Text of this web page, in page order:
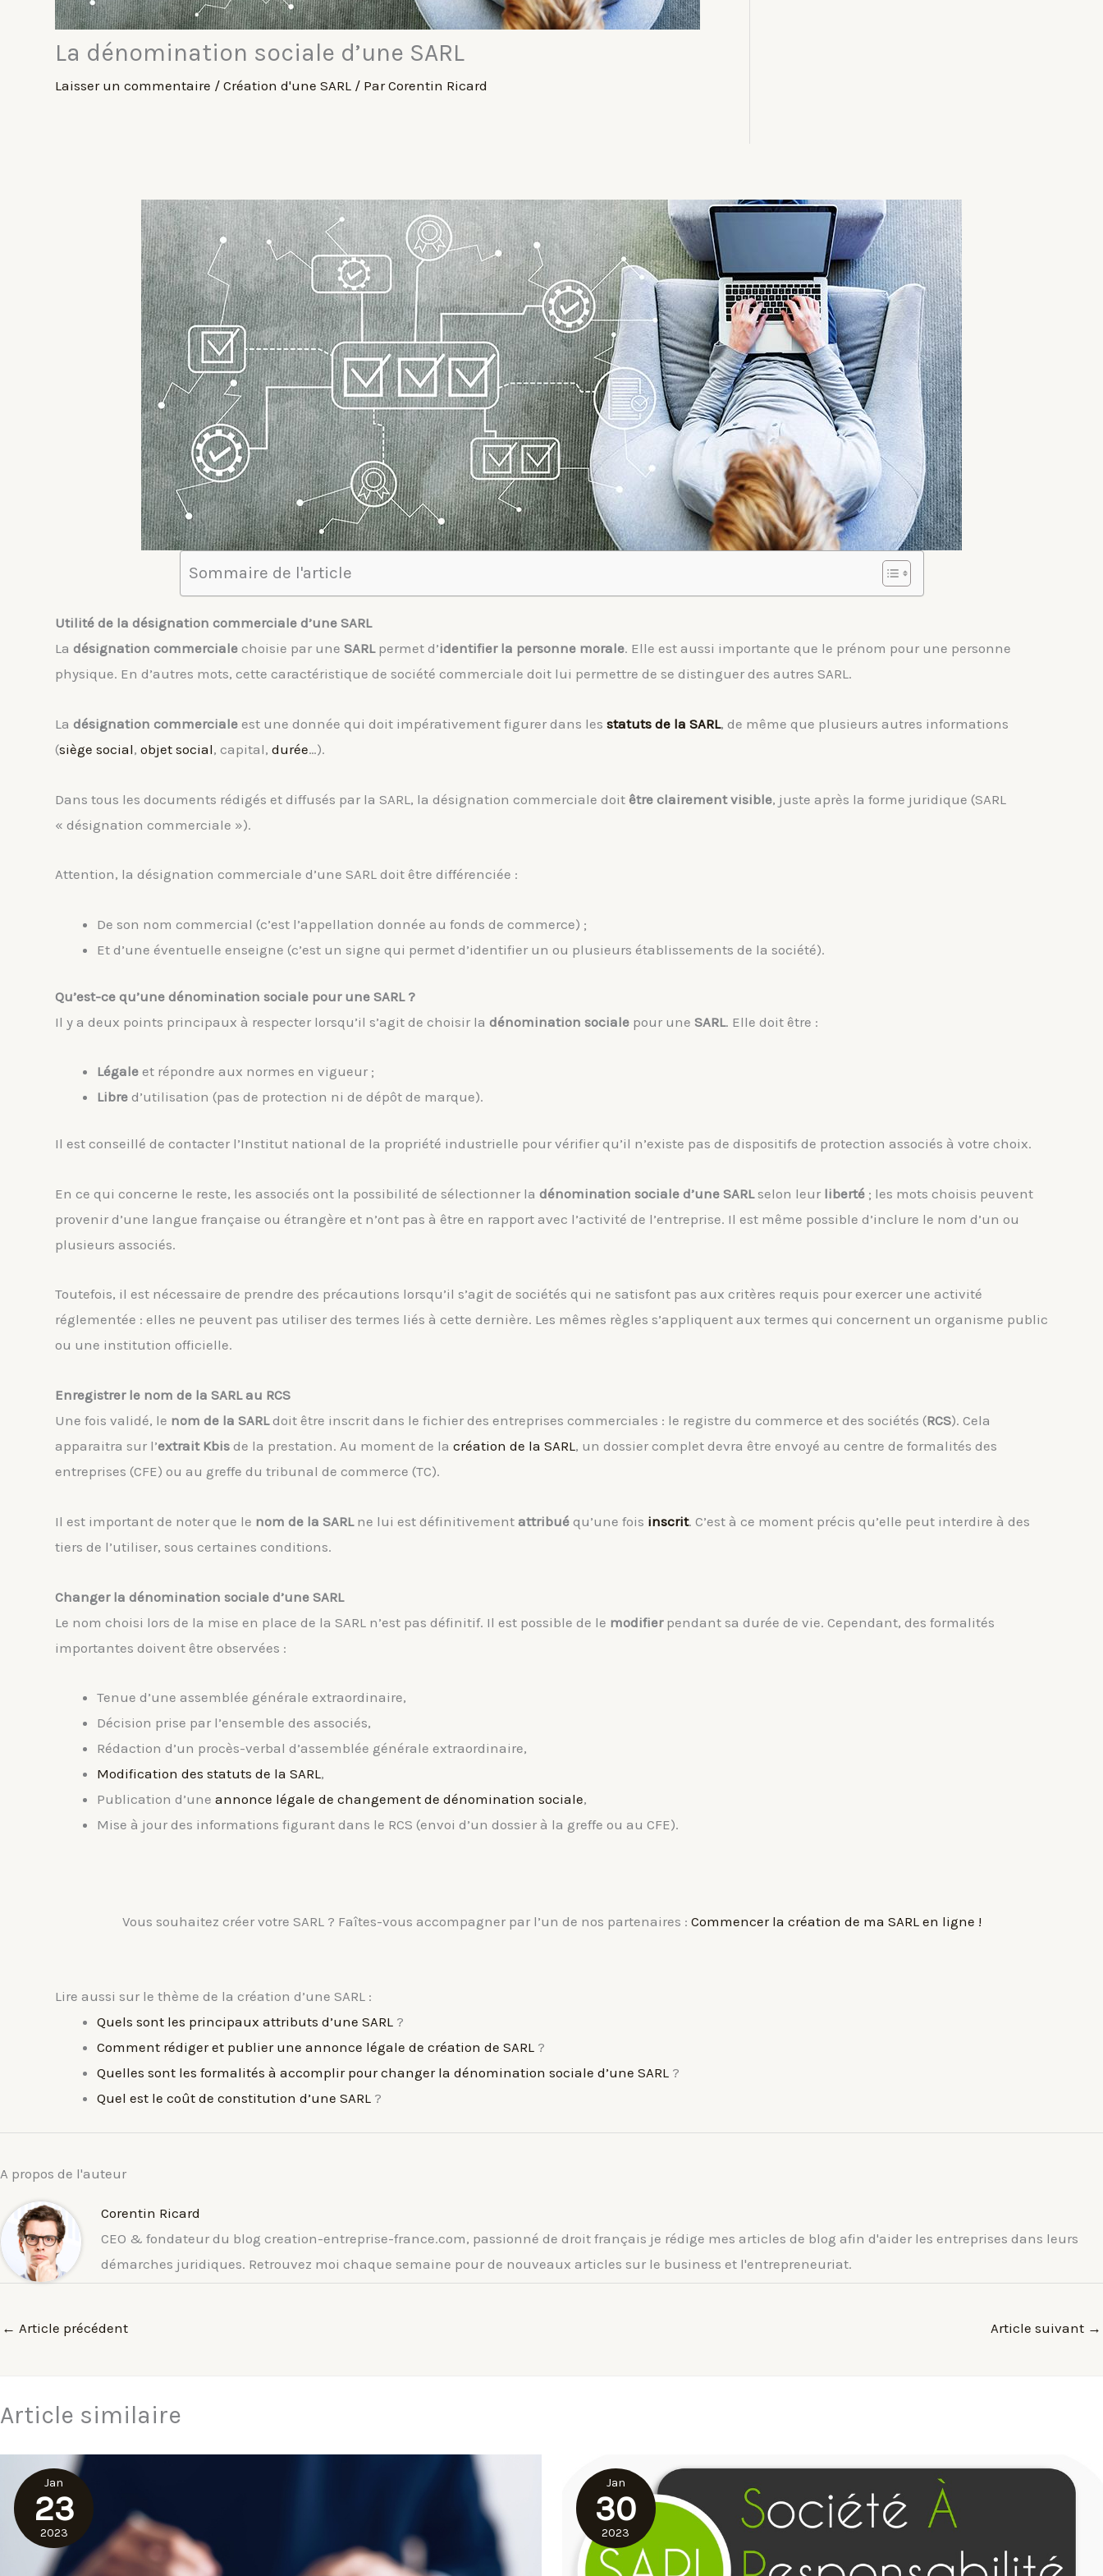
La dénomination sociale d’une SARL
Laisser un commentaire / Création d'une SARL / ParCorentin Ricard
Sommaire de l'article
Utilité de la désignation commerciale d’une SARL
La désignation commerciale choisie par une SARLpermet d’identifier la personne morale. Elle est aussi importante que le prénom pour une personne
physique. En d’autres mots, cette caractéristique de société commerciale doit lui permettre de se distinguer des autres SARL.
La désignation commerciale est une donnée qui doit impérativement figurer dans les statuts de la SARL, de même que plusieurs autres informations
(siège social, objet social, capital, durée…).
Dans tous les documents rédigés et diffusés par la SARL, la désignation commerciale doit être clairement visible, juste après la forme juridique (SARL
« désignation commerciale »).
Attention, la désignation commerciale d’une SARL doit être différenciée :
De son nom commercial (c’est l’appellation donnée au fonds de commerce) ;
Et d’une éventuelle enseigne (c’est un signe qui permet d’identifier un ou plusieurs établissements de la société).
Qu’est-ce qu’une dénomination sociale pour une SARL ?
Il y a deux points principaux à respecter lorsqu’il s’agit de choisir la dénomination sociale pour une SARL. Elle doit être :
Légale et répondre aux normes en vigueur ;
Libre d’utilisation (pas de protection ni de dépôt de marque).
Il est conseillé de contacter l’Institut national de la propriété industrielle pour vérifier qu’il n’existe pas de dispositifs de protection associés à votre choix.
En ce qui concerne le reste, les associés ont la possibilité de sélectionner la dénomination sociale d’une SARLselon leur liberté ; les mots choisis peuvent
provenir d’une langue française ou étrangère et n’ont pas à être en rapport avec l’activité de l’entreprise. Il est même possible d’inclure le nom d’un ou
plusieurs associés.
Toutefois, il est nécessaire de prendre des précautions lorsqu’il s’agit de sociétés qui ne satisfont pas aux critères requis pour exercer une activité
réglementée : elles ne peuvent pas utiliser des termes liés à cette dernière. Les mêmes règles s’appliquent aux termes qui concernent un organisme public
ou une institution officielle.
Enregistrer le nom de la SARL au RCS
Une fois validé, le nom de la SARLdoit être inscrit dans le fichier des entreprises commerciales : le registre du commerce et des sociétés (RCS). Cela
apparaitra sur l’extrait Kbis de la prestation. Au moment de la création de la SARL, un dossier complet devra être envoyé au centre de formalités des
entreprises (CFE) ou au greffe du tribunal de commerce (TC).
Il est important de noter que le nom de la SARLne lui est définitivement attribué qu’une fois inscrit. C’est à ce moment précis qu’elle peut interdire à des
tiers de l’utiliser, sous certaines conditions.
Changer la dénomination sociale d’une SARL
Le nom choisi lors de la mise en place de la SARL n’est pas définitif. Il est possible de le modifierpendant sa durée de vie. Cependant, des formalités
importantes doivent être observées :
Tenue d’une assemblée générale extraordinaire,
Décision prise par l’ensemble des associés,
Rédaction d’un procès-verbal d’assemblée générale extraordinaire,
Modification des statuts de la SARL,
Publication d’une annonce légale de changement de dénomination sociale,
Mise à jour des informations figurant dans le RCS (envoi d’un dossier à la greffe ou au CFE).
Vous souhaitez créer votre SARL ? Faîtes-vous accompagner par l’un de nos partenaires : Commencer la création de ma SARL en ligne !
Lire aussi sur le thème de la création d’une SARL :
Quels sont les principaux attributs d’une SARL ?
Comment rédiger et publier une annonce légale de création de SARL ?
Quelles sont les formalités à accomplir pour changer la dénomination sociale d’une SARL ?
Quel est le coût de constitution d’une SARL ?
A propos de l'auteur
Corentin Ricard
CEO & fondateur du blog creation-entreprise-france.com, passionné de droit français je rédige mes articles de blog afin d'aider les entreprises dans leurs
démarches juridiques. Retrouvez moi chaque semaine pour de nouveaux articles sur le business et l'entrepreneuriat.
← Article précédent Article suivant →
Article similaire
Jan
23
2023
Jan
30
2023